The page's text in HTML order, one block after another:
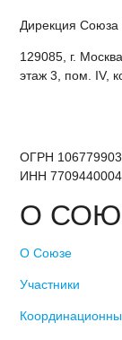
Дирекция
129085, г.
этаж 3, пом. IV,
ОГРН
ИНН
О
О Союзе
Участники